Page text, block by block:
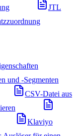
JTL
und -Segmenten
CSV-Datei aus
Klaviyo